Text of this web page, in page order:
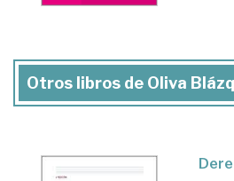
Otros libros de Oliva